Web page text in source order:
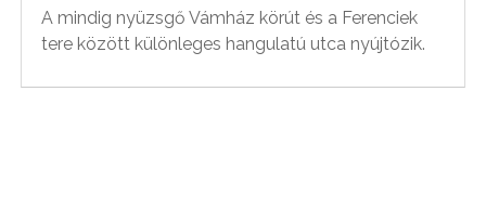
A mindig nyüzsgő Vámház körút és a Ferenciek
tere között különleges hangulatú utca nyújtózik.